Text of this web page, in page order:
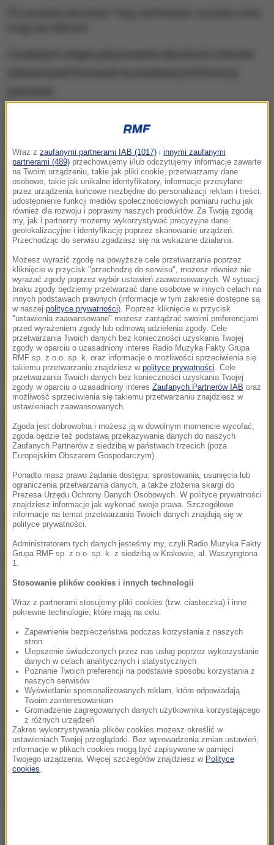
sposób targów, konferencji, wystaw - z tym samym
limitem, który dotyczy innych zdarzeń, eventów w
obiektach zamkniętych, gdzie jedna osoba przypada
na 15 m kw. - oświadczył szef resortu Adam
Niedzielski.
Zwrócił uwagę, że
ten sam standard jest stosowany
w sklepach, miejscach kultu religijnego i w innych
obszarach.To jest taki zunifikowany wskaźnik-
wskazał.
Od 6 czerwca rząd przywraca również możliwość
funkcjonowania sal zabaw dla najmłodszych z
obowiązującym limitem jednej osoby na 15 m kw.
Mówię tu o salach zabaw dla naszych najmłodszych,
dla dzieci. One były do tej pory zamknięte. Tu
przywracamy możliwość ich funkcjonowania z
eventowej- powiedział szef resortu zdrowia.
Obowiązujące obostrzenia:
Dalsza część artykułu pod materiałem video:
Muzea i galerie sztuki są otwarte i mogą
funkcjonować w ścisłym reżimie sanitarnym.
Wraz z zaufanymi partnerami IAB (1017) i innymi zaufanymi
partnerami (489) przechowujemy i/lub odczytujemy informacje zawarte
na Twoim urządzeniu, takie jak pliki cookie, przetwarzamy dane
osobowe, takie jak unikalne identyfikatory, informacje przesyłane
przez urządzenia końcowe niezbędne do personalizacji reklam i treści,
udostępnienie funkcji mediów społecznościowych pomiaru ruchu jak
również dla rozwoju i poprawny naszych produktów. Za Twoją zgodą
my, jak i partnerzy możemy wykorzystywać precyzyjne dane
geolokalizacyjne i identyfikację poprzez skanowanie urządzeń.
Przechodząc do serwisu zgadzasz się na wskazane działania.
Możesz wyrazić zgodę na powyższe cele przetwarzania poprzez
kliknięcie w przycisk "przechodzę do serwisu", możesz również nie
wyrażać zgody poprzez wybór ustawień zaawansowanych. W sytuacji
braku zgody będziemy przetwarzać dane osobowe w innych celach na
innych podstawach prawnych (informacje w tym zakresie dostępne są
w naszej polityce prywatności). Poprzez kliknięcie w przycisk
"ustawienia zaawansowane" możesz zarządzać swoimi preferencjami
przed wyrażeniem zgody lub odmową udzielenia zgody. Cele
przetwarzania Twoich danych bez konieczności uzyskania Twojej
zgody w oparciu o uzasadniony interes Radio Muzyka Fakty Grupa
RMF sp. z o.o. sp. k. oraz informacje o możliwości sprzeciwienia się
takiemu przetwarzaniu znajdziesz w polityce prywatności . Cele
przetwarzania Twoich danych bez konieczności uzyskania Twojej
zgody w oparciu o uzasadniony interes Zaufanych Partnerów IAB oraz
możliwość sprzeciwienia się takiemu przetwarzaniu znajdziesz w
ustawieniach zaawansowanych.
Zgoda jest dobrowolna i możesz ją w dowolnym momencie wycofać,
zgoda będzie też podstawą przekazywania danych do naszych
Zaufanych Partnerów z siedzibą w państwach trzecich (poza
Europejskim Obszarem Gospodarczym).
Ponadto masz prawo żądania dostępu, sprostowania, usunięcia lub
ograniczenia przetwarzania danych, a także złożenia skargi do
Prezesa Urzędu Ochrony Danych Osobowych. W polityce prywatności
znajdziesz informacje jak wykonać swoje prawa. Szczegółowe
informacje na temat przetwarzania Twoich danych znajdują się w
polityce prywatności.
Administratorem tych danych jesteśmy my, czyli Radio Muzyka Fakty
Grupa RMF sp. z o.o. sp. k. z siedzibą w Krakowie, al. Waszyngtona
1.
Stosowanie plików cookies i innych technologii
Wraz z partnerami stosujemy pliki cookies (tzw. ciasteczka) i inne
pokrewne technologie, które mają na celu:
Zapewnienie bezpieczeństwa podczas korzystania z naszych
stron
Ulepszenie świadczonych przez nas usług poprzez wykorzystanie
danych w celach analitycznych i statystycznych
Poznanie Twoich preferencji na podstawie sposobu korzystania z
naszych serwisów
Wyświetlanie spersonalizowanych reklam, które odpowiadają
Twoim zainteresowaniom
Gromadzenie zagregowanych danych użytkownika korzystającego
z różnych urządzeń
Zakres wykorzystywania plików cookies możesz określić w
ustawieniach Twojej przeglądarki. Bez wprowadzenia zmian ustawień,
informacje w plikach cookies mogą być zapisywane w pamięci
Twojego urządzenia. Więcej szczegółów znajdziesz w Polityce
cookies